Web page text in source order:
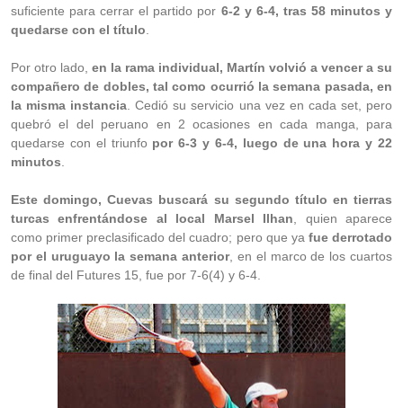
suficiente para cerrar el partido por 6-2 y 6-4, tras 58 minutos y
quedarse con el título
Por otro lado, en la rama individual, Martín volvió a vencer a su
compañero de dobles, tal como ocurrió la semana pasada, en
la misma instancia . Cedió su servicio una vez en cada set, pero
quebró el del peruano en 2 ocasiones en cada manga, para
quedarse con el triunfo por 6-3 y 6-4, luego de una hora y 22
minutos
Este domingo, Cuevas buscará su segundo título en tierras
turcas enfrentándose al local Marsel Ilhan , quien aparece
como primer preclasificado del cuadro; pero que ya fue derrotado
por el uruguayo la semana anterior, en el marco de los cuartos
de final del Futures 15, fue por 7-6(4) y 6-4.